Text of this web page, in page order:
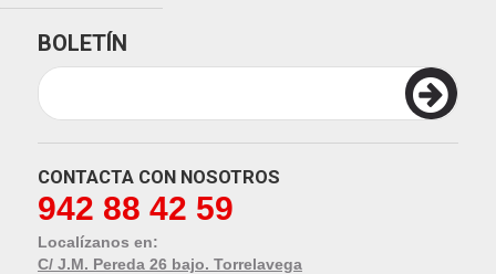
BOLETÍN
CONTACTA CON NOSOTROS
942 88 42 59
Localízanos en:
C/ J.M. Pereda 26 bajo. Torrelavega